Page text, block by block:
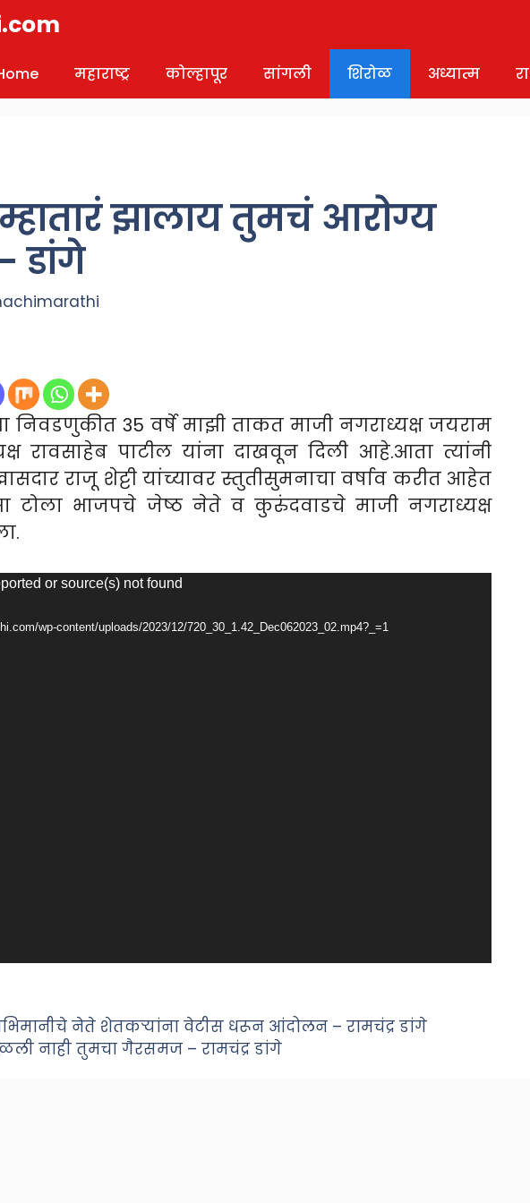
महाराष्ट्र कोल्हापूर सांगली शिरोळ अध्यात्म
म्हातारं झालाय तुमचं आरोग्य
डांगे
35 वर्षे माझी ताकत माजी नगराध्यक्ष जयराम
रावसाहेब पाटील यांना दाखवून दिली आहे.आता त्यांनी
राजू शेट्टी यांच्यावर स्तुतीसुमनाचा वर्षाव करीत आहेत
भाजपचे जेष्ठ नेते व कुरुंदवाडचे माजी नगराध्यक्ष
or source(s) not found
wp-content/uploads/2023/12/720_30_1.42_Dec062023_02.mp4?_=1
नेते शेतकऱ्यांना वेटीस धरून आंदोलन – रामचंद्र डांगे
नाही तुमचा गैरसमज – रामचंद्र डांगे